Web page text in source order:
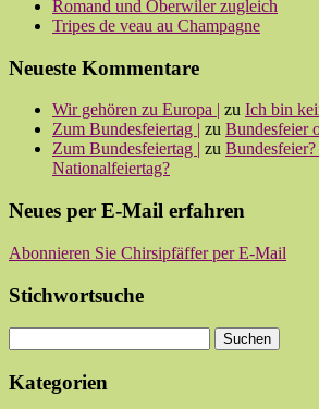
Romand und Oberwiler zugleich
Tripes de veau au Champagne
Neueste Kommentare
Wir gehören zu Europa | zu Ich bin
Zum Bundesfeiertag | zu Bundesfeier
Zum Bundesfeiertag | zu
Nationalfeiertag?
Neues per E-Mail erfahren
Abonnieren Sie Chirsipfäffer per E-Mail
Stichwortsuche
Kategorien